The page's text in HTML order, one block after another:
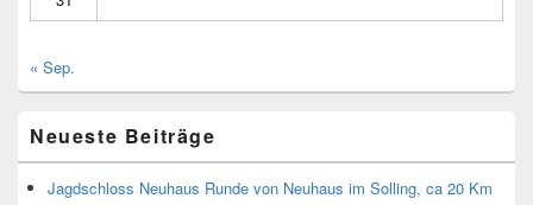
« Sep.
Neueste Beiträge
Jagdschloss Neuhaus Runde von Neuhaus im Solling, ca 20 Km